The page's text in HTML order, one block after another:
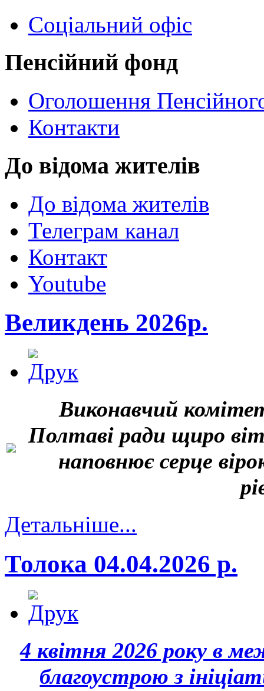
Соціальний офіс
Пенсійний фонд
Оголошення
Контакти
До відома жителів
До відома жителів
Телеграм канал
Контакт
Youtube
Великдень 2026р.
Виконавчий
Полтаві ради щиро
наповнює серце
Детальніше...
Толока 04.04.2026 р.
4 квітня 2026 року в
благоустрою з